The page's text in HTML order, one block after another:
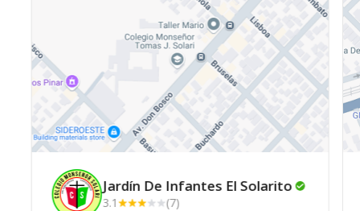
Jardín De Infantes El Solarito
3.1
(7)